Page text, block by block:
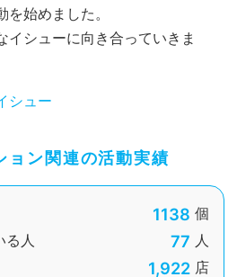
始めました。
イシューに向き合っていきま
シュー
ョン関連の活動実績
1138 個
る人
77 人
1,922 店